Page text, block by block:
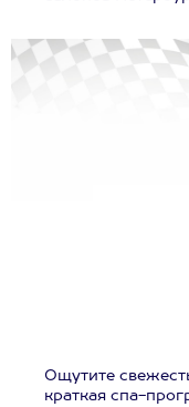
Ощутите
краткая спа-